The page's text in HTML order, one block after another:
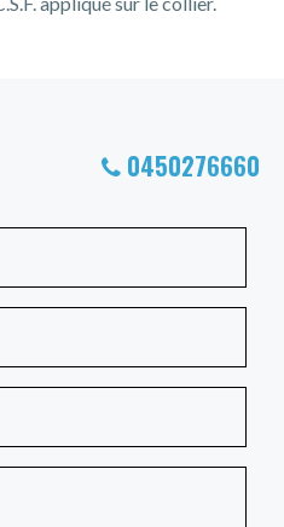
0450276660